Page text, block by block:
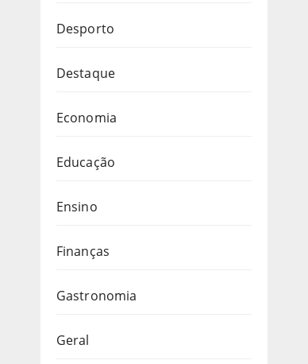
Desporto
Destaque
Economia
Educação
Ensino
Finanças
Gastronomia
Geral